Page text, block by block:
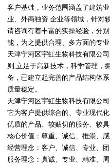
客户基础，业务范围涵盖了建筑
业、外商独资 企业等领域，针对
请咨询有着丰富的实操经验，分
能，为之提供合理、多方面的专业
天津宁河区宇虹生物科技有限公
则,立足于高新技术，科学管理，
备，已建立起完善的产品结构体
质量稳定。
天津宁河区宇虹生物科技有限公
它为客户提供综合的、专业现代
优质的产品、较贴切的服务、较具
核心价值：尊重、诚信、推崇、
经营理念：客户、诚信、专业、
服务理念：真诚、专业、精准、